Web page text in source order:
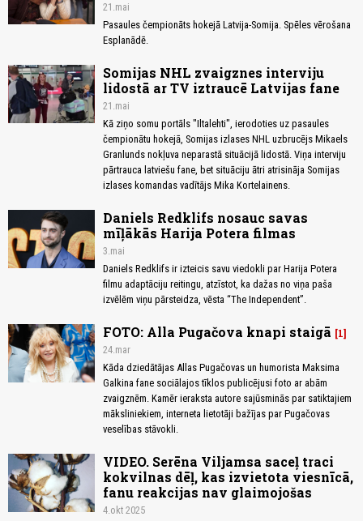
21.mai
Pasaules čempionāts hokejā Latvija-Somija. Spēles vērošana
Esplanādē.
Somijas NHL zvaigznes interviju
lidostā ar TV iztraucē Latvijas fane
21.mai
Kā ziņo somu portāls "Iltalehti", ierodoties uz pasaules
čempionātu hokejā, Somijas izlases NHL uzbrucējs Mikaels
Granlunds nokļuva neparastā situācijā lidostā. Viņa interviju
pārtrauca latviešu fane, bet situāciju ātri atrisināja Somijas
izlases komandas vadītājs Mika Kortelainens.
Daniels Redklifs nosauc savas
mīļākās Harija Potera filmas
3.mai
Daniels Redklifs ir izteicis savu viedokli par Harija Potera
filmu adaptāciju reitingu, atzīstot, ka dažas no viņa paša
izvēlēm viņu pārsteidza, vēsta “The Independent”.
FOTO: Alla Pugačova knapi staigā 1
24.mar
Kāda dziedātājas Allas Pugačovas un humorista Maksima
Galkina fane sociālajos tīklos publicējusi foto ar abām
zvaigznēm. Kamēr ieraksta autore sajūsminās par satiktajiem
māksliniekiem, interneta lietotāji bažījas par Pugačovas
veselības stāvokli.
VIDEO. Serēna Viljamsa saceļ traci
kokvilnas dēļ, kas izvietota viesnīcā,
fanu reakcijas nav glaimojošas
4.okt 2025